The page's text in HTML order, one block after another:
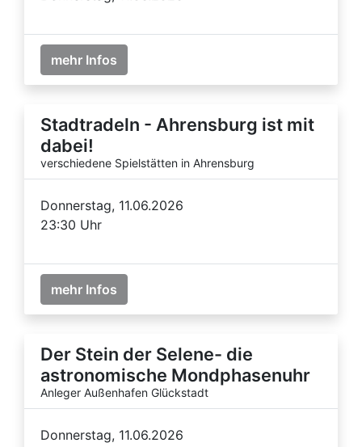
mehr Infos
Stadtradeln - Ahrensburg ist mit
dabei!
verschiedene Spielstätten in Ahrensburg
Donnerstag, 11.06.2026
23:30 Uhr
mehr Infos
Der Stein der Selene- die
astronomische Mondphasenuhr
Anleger Außenhafen Glückstadt
Donnerstag, 11.06.2026